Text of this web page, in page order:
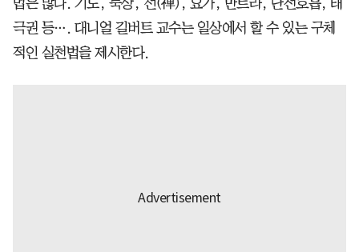
법은 많다. 기도, 묵상, 선(禪), 요가, 만트라, 단전호흡, 태
극권 등…. 대니얼 길버트 교수는 일상에서 할 수 있는 구체
적인 실천법을 제시한다.